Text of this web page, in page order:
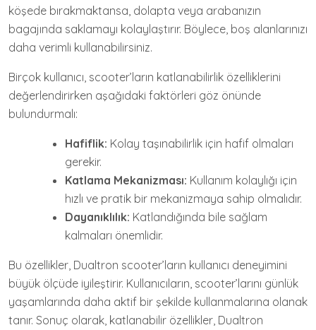
köşede bırakmaktansa, dolapta veya arabanızın
bagajında saklamayı kolaylaştırır. Böylece, boş alanlarınızı
daha verimli kullanabilirsiniz.
Birçok kullanıcı, scooter’ların katlanabilirlik özelliklerini
değerlendirirken aşağıdaki faktörleri göz önünde
bulundurmalı:
Hafiflik: Kolay taşınabilirlik için hafif olmaları
gerekir.
Katlama Mekanizması: Kullanım kolaylığı için
hızlı ve pratik bir mekanizmaya sahip olmalıdır.
Dayanıklılık: Katlandığında bile sağlam
kalmaları önemlidir.
Bu özellikler, Dualtron scooter’ların kullanıcı deneyimini
büyük ölçüde iyileştirir. Kullanıcıların, scooter’larını günlük
yaşamlarında daha aktif bir şekilde kullanmalarına olanak
tanır. Sonuç olarak, katlanabilir özellikler, Dualtron